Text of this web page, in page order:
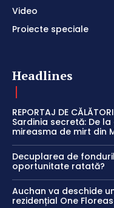
Video
Proiecte speciale
Headlines
REPORTAJ DE
Sardinia secretă: De
mireasma de mirt din
Decuplarea de
oportunitate ratată?
Auchan va deschide
rezidențial One